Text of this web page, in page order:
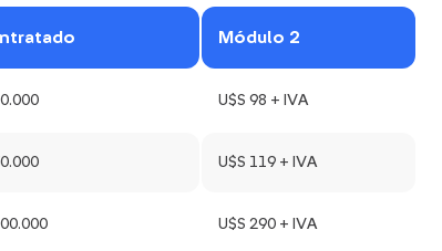
Módulo 2
U$S 98 + IVA
U$S 119 + IVA
U$S 290 + IVA